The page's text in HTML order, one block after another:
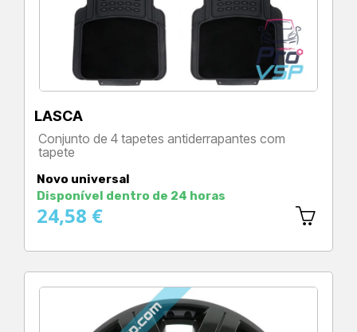
LASCA
Conjunto de 4 tapetes antiderrapantes com
tapete
Novo universal
Disponível dentro de 24 horas
24,58 €